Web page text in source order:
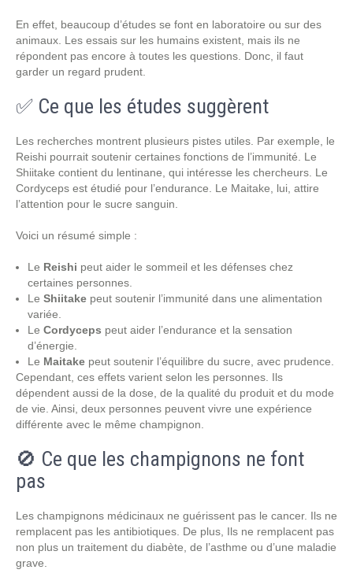
En effet, beaucoup d’études se font en laboratoire ou sur des
animaux. Les essais sur les humains existent, mais ils ne
répondent pas encore à toutes les questions. Donc, il faut
garder un regard prudent.
✅ Ce que les études suggèrent
Les recherches montrent plusieurs pistes utiles. Par exemple, le
Reishi pourrait soutenir certaines fonctions de l’immunité. Le
Shiitake contient du lentinane, qui intéresse les chercheurs. Le
Cordyceps est étudié pour l’endurance. Le Maitake, lui, attire
l’attention pour le sucre sanguin.
Voici un résumé simple :
Le Reishi peut aider le sommeil et les défenses chez
certaines personnes.
Le Shiitake peut soutenir l’immunité dans une alimentation
variée.
Le Cordyceps peut aider l’endurance et la sensation
d’énergie.
Le Maitake peut soutenir l’équilibre du sucre, avec prudence.
Cependant, ces effets varient selon les personnes. Ils
dépendent aussi de la dose, de la qualité du produit et du mode
de vie. Ainsi, deux personnes peuvent vivre une expérience
différente avec le même champignon.
🚫 Ce que les champignons ne font
pas
Les champignons médicinaux ne guérissent pas le cancer. Ils ne
remplacent pas les antibiotiques. De plus, Ils ne remplacent pas
non plus un traitement du diabète, de l’asthme ou d’une maladie
grave.